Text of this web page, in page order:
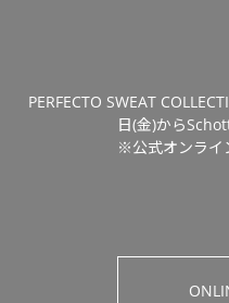
PERFECTO SWEAT
日(金)から
※公式オンライ